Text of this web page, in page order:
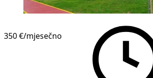
350 €/mjesečno